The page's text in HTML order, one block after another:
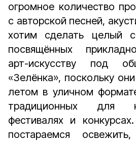
огромное количество
с авторской песней,
хотим сделать целый
посвящённых
арт-искусству под
«Зелёнка», поскольку
летом в уличном
традиционных для
фестивалях и
постараемся